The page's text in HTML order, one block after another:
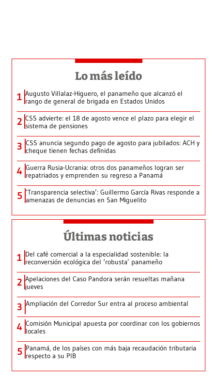
Lo más leído
1 Augusto Villalaz-Higuero, el panameño que alcanzó el
rango de general de brigada en Estados Unidos
2 CSS advierte: el 18 de agosto vence el plazo para elegir el
sistema de pensiones
3 CSS anuncia segundo pago de agosto para jubilados: ACH y
cheque tienen fechas definidas
4 Guerra Rusia-Ucrania: otros dos panameños logran ser
repatriados y emprenden su regreso a Panamá
5 ‘Transparencia selectiva’: Guillermo García Rivas responde a
amenazas de denuncias en San Miguelito
Últimas noticias
1 Del café comercial a la especialidad sostenible: la
reconversión ecológica del ‘robusta’ panameño
2 Apelaciones del Caso Pandora serán resueltas mañana
jueves
3 Ampliación del Corredor Sur entra al proceso ambiental
4 Comisión Municipal apuesta por coordinar con los gobiernos
locales
5 Panamá, de los países con más baja recaudación tributaria
respecto a su PIB